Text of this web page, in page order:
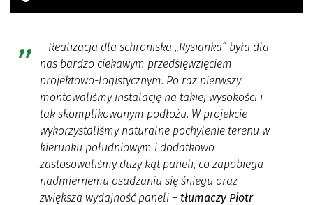
– Realizacja dla schroniska „Rysianka” była dla
nas bardzo ciekawym przedsięwzięciem
projektowo-logistycznym. Po raz pierwszy
montowaliśmy instalację na takiej wysokości i
tak skomplikowanym podłożu. W projekcie
wykorzystaliśmy naturalne pochylenie terenu w
kierunku południowym i dodatkowo
zastosowaliśmy duży kąt paneli, co zapobiega
nadmiernemu osadzaniu się śniegu oraz
zwiększa wydajność paneli –tłumaczy Piotr